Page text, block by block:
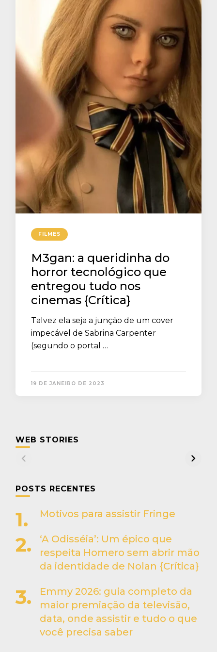
FILMES
M3gan: a queridinha do
horror tecnológico que
entregou tudo nos
cinemas {Crítica}
Talvez ela seja a junção de um cover
impecável de Sabrina Carpenter
(segundo o portal …
19 DE JANEIRO DE 2023
WEB STORIES
POSTS RECENTES
Motivos para assistir Fringe
‘A Odisséia’: Um épico que
respeita Homero sem abrir mão
da identidade de Nolan {Crítica}
Emmy 2026: guia completo da
maior premiação da televisão,
data, onde assistir e tudo o que
você precisa saber